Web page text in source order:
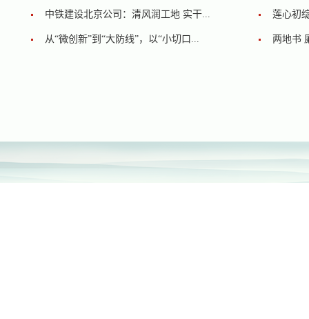
中铁建设北京公司：清风润工地 实干...
从“微创新”到“大防线”，以“小切口...
莲心初
两地书